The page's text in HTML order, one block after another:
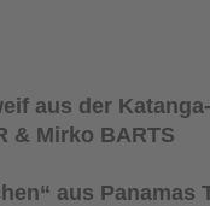
aus der
& Mirko BARTS
aus Panamas